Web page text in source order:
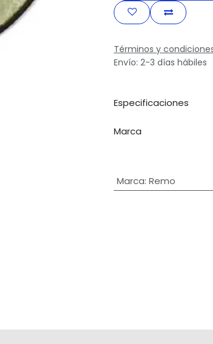
Términos y
Envío: 2-3 días hábiles
Especificaciones
Marca
Marca: Remo